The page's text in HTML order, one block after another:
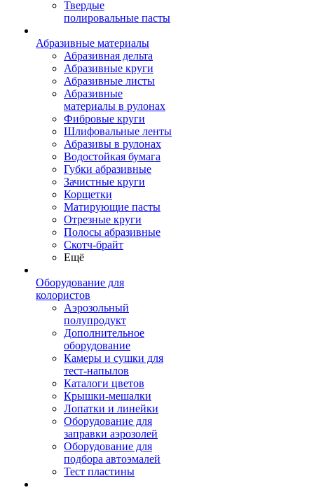
Твердые
полировальные пасты
Абразивные материалы
Абразивная дельта
Абразивные круги
Абразивные листы
Абразивные
материалы в рулонах
Фибровые круги
Шлифовальные ленты
Абразивы в рулонах
Водостойкая бумага
Губки абразивные
Зачистные круги
Корщетки
Матирующие пасты
Отрезные круги
Полосы абразивные
Скотч-брайт
Ещё
Оборудование для
колористов
Аэрозольный
полупродукт
Дополнительное
оборудование
Камеры и сушки для
тест-напылов
Каталоги цветов
Крышки-мешалки
Лопатки и линейки
Оборудование для
заправки аэрозолей
Оборудование для
подбора автоэмалей
Тест пластины